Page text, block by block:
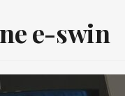
e-swin